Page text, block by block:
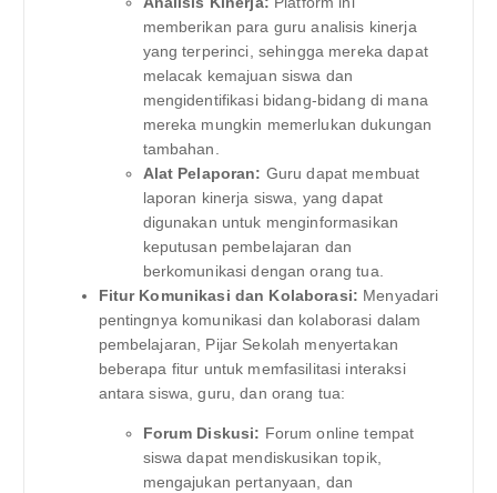
memberikan para guru analisis kinerja
yang terperinci, sehingga mereka dapat
melacak kemajuan siswa dan
mengidentifikasi bidang-bidang di mana
mereka mungkin memerlukan dukungan
tambahan.
Alat Pelaporan: Guru dapat membuat
laporan kinerja siswa, yang dapat
digunakan untuk menginformasikan
keputusan pembelajaran dan
berkomunikasi dengan orang tua.
Fitur Komunikasi dan Kolaborasi: Menyadari
pentingnya komunikasi dan kolaborasi dalam
pembelajaran, Pijar Sekolah menyertakan
beberapa fitur untuk memfasilitasi interaksi
antara siswa, guru, dan orang tua:
Forum Diskusi: Forum online tempat
siswa dapat mendiskusikan topik,
mengajukan pertanyaan, dan